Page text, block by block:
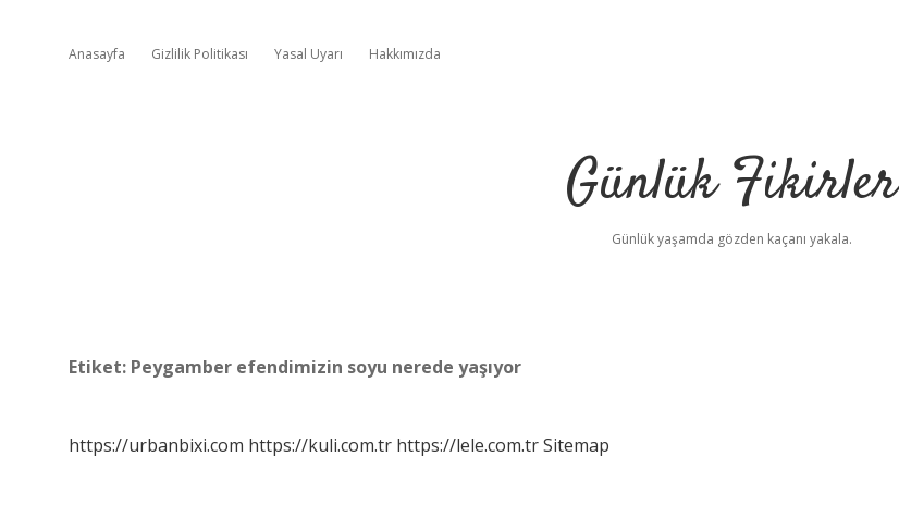
Anasayfa Gizlilik Politikası Yasal Uyarı Hakkımızda
Günlük Fikirler
Günlük yaşamda gözden kaçanı yakala.
Etiket: Peygamber efendimizin soyu nerede yaşıyor
https://urbanbixi.com https://kuli.com.tr https://lele.com.trSitemap